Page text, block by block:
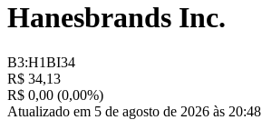
Hanesbrands Inc.
B3:H1BI34
R$ 34,13
R$ 0,00 (0,00%)
Atualizado em 5 de agosto de 2026 às 20:48